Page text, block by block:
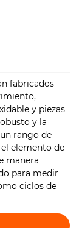
fabricados
y piezas
y la
rango de
elemento de
manera
para medir
ciclos de